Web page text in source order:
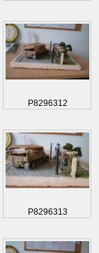
P8296312
P8296313